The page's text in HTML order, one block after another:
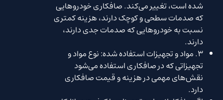
شده است، تغییر می‌کند. صافکاری خودروهایی
که صدمات سطحی و کوچک دارند، هزینه کمتری
نسبت به خودروهایی که صدمات جدی دارند،
دارند.
3. مواد و تجهیزات استفاده شده: نوع مواد و
تجهیزاتی که در صافکاری استفاده می‌شود
نقش‌های مهمی در هزینه و قیمت صافکاری
دارد.